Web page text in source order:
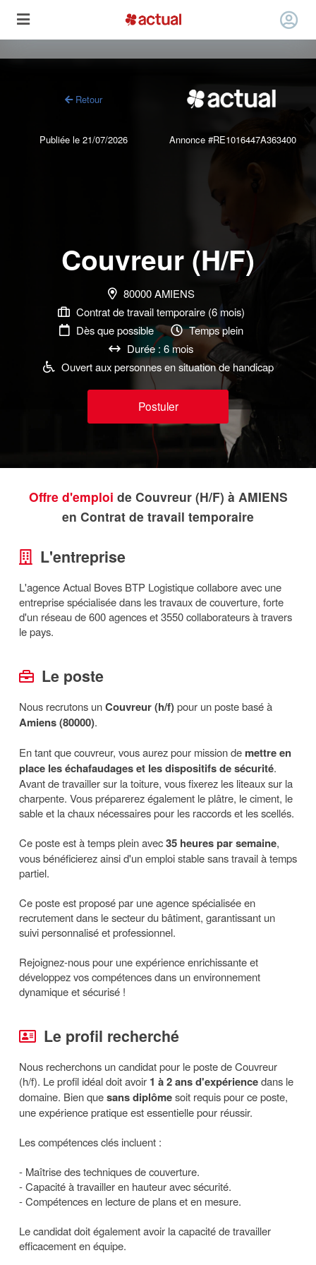
Retour
Publiée le 21/07/2026 Annonce #RE1016447A363400
Couvreur (H/F)
80000 AMIENS
Contrat de travail temporaire (6 mois)
Dès que possible
Temps plein
Durée : 6 mois
Ouvert aux personnes en situation de handicap
Postuler
Offre d'emploi de Couvreur (H/F) à AMIENS
en Contrat de travail temporaire
L'entreprise
L'agence Actual Boves BTP Logistique collabore avec une
entreprise spécialisée dans les travaux de couverture, forte
d'un réseau de 600 agences et 3550 collaborateurs à travers
le pays.
Le poste
Nous recrutons unCouvreur (h/f)pour un poste basé à
Amiens (80000).
En tant que couvreur, vous aurez pour mission de mettre en
place les échafaudages et les dispositifs de sécurité.
Avant de travailler sur la toiture, vous fixerez les liteaux sur la
charpente. Vous préparerez également le plâtre, le ciment, le
sable et la chaux nécessaires pour les raccords et les scellés.
Ce poste est à temps plein avec35 heures par semaine,
vous bénéficierez ainsi d'un emploi stable sans travail à temps
partiel.
Ce poste est proposé par une agence spécialisée en
recrutement dans le secteur du bâtiment, garantissant un
suivi personnalisé et professionnel.
Rejoignez-nous pour une expérience enrichissante et
développez vos compétences dans un environnement
dynamique et sécurisé !
Le profil recherché
Nous recherchons un candidat pour le poste de Couvreur
(h/f). Le profil idéal doit avoir 1 à 2 ans d'expériencedans le
domaine. Bien quesans diplômesoit requis pour ce poste,
une expérience pratique est essentielle pour réussir.
Les compétences clés incluent :
- Maîtrise des techniques de couverture.
- Capacité à travailler en hauteur avec sécurité.
- Compétences en lecture de plans et en mesure.
Le candidat doit également avoir la capacité de travailler
efficacement en équipe.